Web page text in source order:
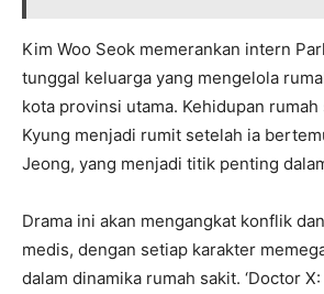
Kim Woo Seok memerankan intern
tunggal keluarga yang mengelola
kota provinsi utama. Kehidupan rumah
Kyung menjadi rumit setelah ia
Jeong, yang menjadi titik penting
Drama ini akan mengangkat konflik
medis, dengan setiap karakter
dalam dinamika rumah sakit. ‘Doctor